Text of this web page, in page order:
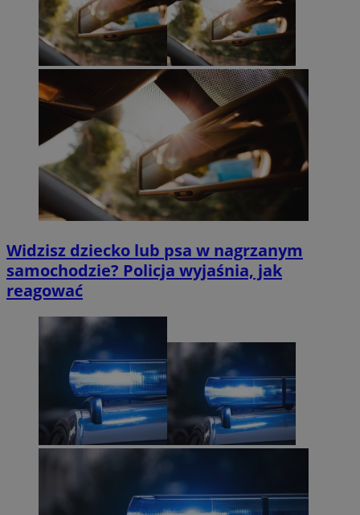
Widzisz dziecko lub psa w nagrzanym
samochodzie? Policja wyjaśnia, jak
reagować